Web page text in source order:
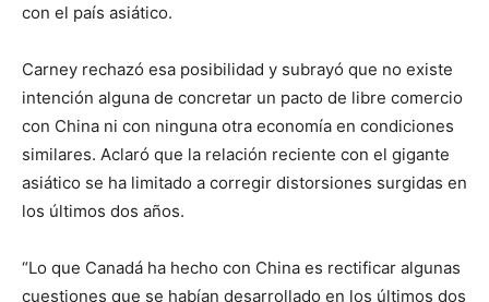
con el país asiático.
Carney rechazó esa posibilidad y subrayó que no existe
intención alguna de concretar un pacto de libre comercio
con China ni con ninguna otra economía en condiciones
similares. Aclaró que la relación reciente con el gigante
asiático se ha limitado a corregir distorsiones surgidas en
los últimos dos años.
“Lo que Canadá ha hecho con China es rectificar algunas
cuestiones que se habían desarrollado en los últimos dos